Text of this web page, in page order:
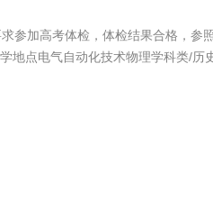
参加高考体检，体检结果合格，参
点电气自动化技术物理学科类/历